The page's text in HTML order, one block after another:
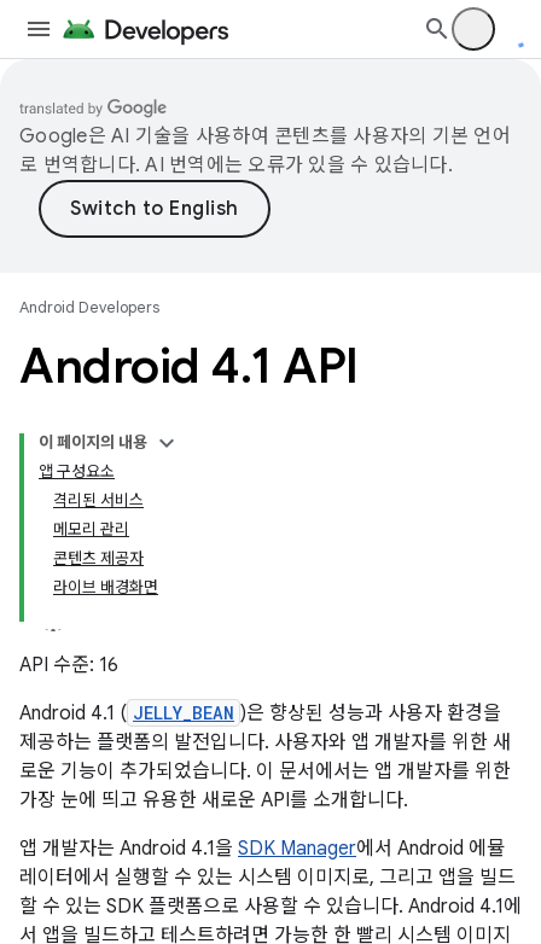
Google은 AI 기술을 사용하여 콘텐츠를 사용자의 기본 언어
로 번역합니다. AI 번역에는 오류가 있을 수 있습니다.
Android Developers
Android 4.1 API
이 페이지의 내용
앱 구성요소
격리된 서비스
메모리 관리
콘텐츠 제공자
라이브 배경화면
API 수준: 16
Android 4.1 ( JELLY_BEAN )은 향상된 성능과 사용자 환경을
제공하는 플랫폼의 발전입니다. 사용자와 앱 개발자를 위한 새
로운 기능이 추가되었습니다. 이 문서에서는 앱 개발자를 위한
가장 눈에 띄고 유용한 새로운 API를 소개합니다.
앱 개발자는 Android 4.1을 SDK Manager에서 Android 에뮬
레이터에서 실행할 수 있는 시스템 이미지로, 그리고 앱을 빌드
할 수 있는 SDK 플랫폼으로 사용할 수 있습니다. Android 4.1에
서 앱을 빌드하고 테스트하려면 가능한 한 빨리 시스템 이미지